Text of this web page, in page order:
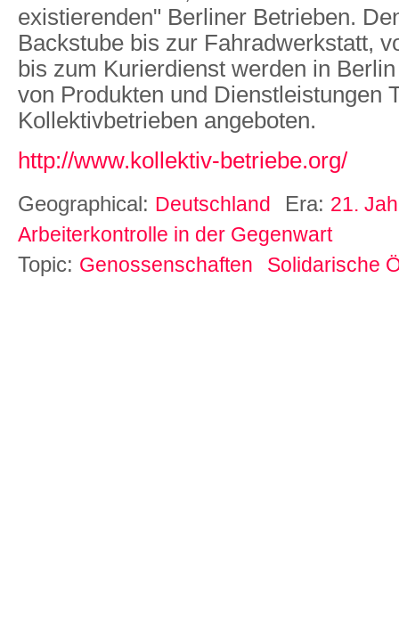
existierenden" Berliner Betrieben.
Backstube bis zur Fahradwerkstatt,
bis zum Kurierdienst werden in
von Produkten und Dienstleistungen
Kollektivbetrieben angeboten.
http://www.kollektiv-betriebe.org/
Geographical: Deutschland Era: 21.
Arbeiterkontrolle in der Gegenwart
Topic: Genossenschaften Solidarische